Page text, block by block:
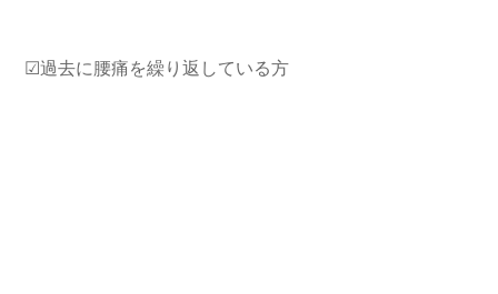
☑︎過去に腰痛を繰り返している方